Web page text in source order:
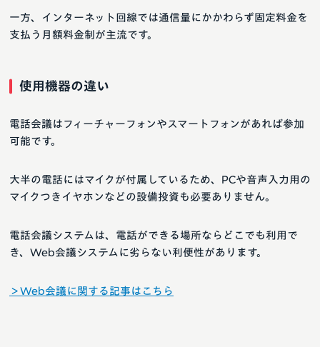
一方、インターネット回線では通信量にかかわらず固定料金を
支払う月額料金制が主流です。
使用機器の違い
電話会議はフィーチャーフォンやスマートフォンがあれば参加
可能です。
大半の電話にはマイクが付属しているため、PCや音声入力用の
マイクつきイヤホンなどの設備投資も必要ありません。
電話会議システムは、電話ができる場所ならどこでも利用で
き、Web会議システムに劣らない利便性があります。
＞Web会議に関する記事はこちら